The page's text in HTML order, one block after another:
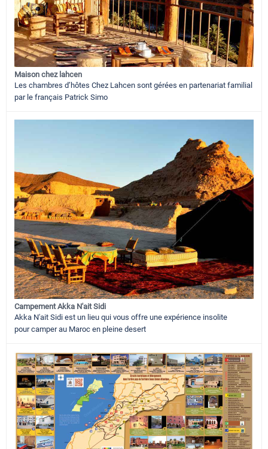
Maison chez lahcen
Les chambres d’hôtes Chez Lahcen sont gérées en partenariat familial
par le français Patrick Simo
Campement Akka N'ait Sidi
Akka N'ait Sidi est un lieu qui vous offre une expérience insolite
pour camper au Maroc en pleine desert